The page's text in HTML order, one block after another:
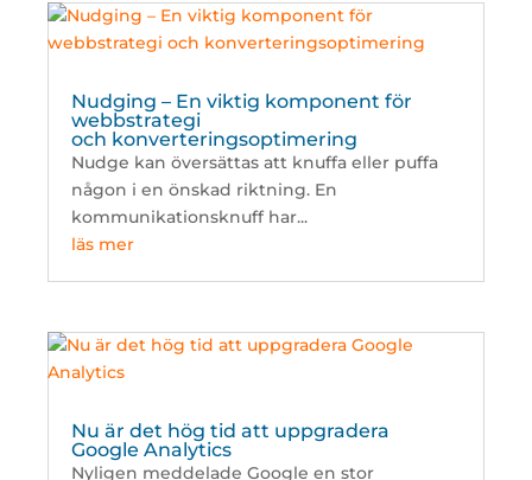
Nudging – En viktig komponent för
webbstrategi
och konverteringsoptimering
Nudge kan översättas att knuffa eller puffa
någon i en önskad riktning. En
kommunikationsknuff har...
läs mer
Nu är det hög tid att uppgradera
Google Analytics
Nyligen meddelade Google en stor